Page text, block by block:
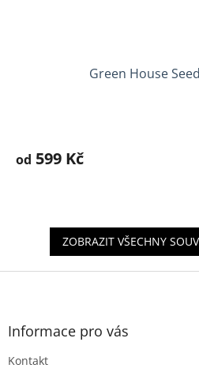
Green House
produktu
hvězdiček.
od 599 Kč
ZOBRAZIT VŠECHNY
Z
Informace pro vás
Kontakt